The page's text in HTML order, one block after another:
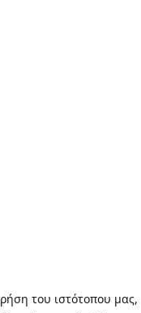
του ιστότοπου μας,